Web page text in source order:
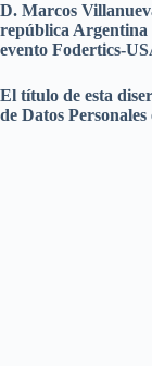
D. Marcos
república Argentina
evento Fodertics-
El título de esta
de Datos